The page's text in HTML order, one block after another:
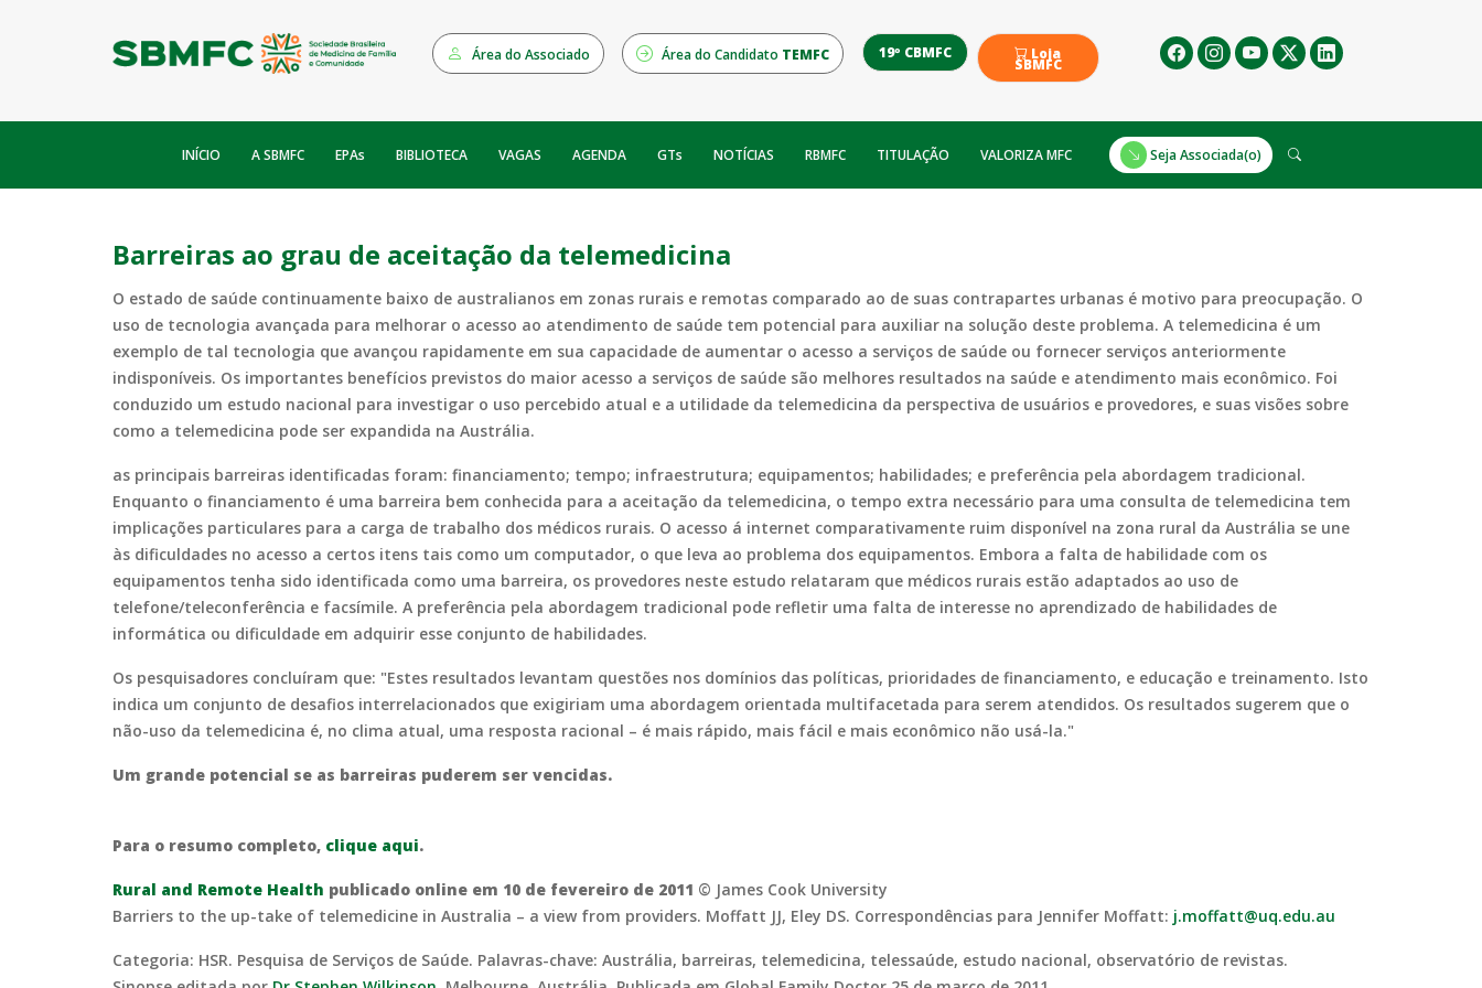
Área do Associado Área do Candidato TEMFC 19º CBMFC Loja
SBMFC
INÍCIO A SBMFC EPAs BIBLIOTECA VAGAS AGENDA GTs NOTÍCIAS RBMFC TITULAÇÃO VALORIZA MFC Seja Associada(o)
Barreiras ao grau de aceitação da telemedicina
O estado de saúde continuamente baixo de australianos em zonas rurais e remotas comparado ao de suas contrapartes urbanas é motivo para preocupação. O
uso de tecnologia avançada para melhorar o acesso ao atendimento de saúde tem potencial para auxiliar na solução deste problema. A telemedicina é um
exemplo de tal tecnologia que avançou rapidamente em sua capacidade de aumentar o acesso a serviços de saúde ou fornecer serviços anteriormente
indisponíveis. Os importantes benefícios previstos do maior acesso a serviços de saúde são melhores resultados na saúde e atendimento mais econômico. Foi
conduzido um estudo nacional para investigar o uso percebido atual e a utilidade da telemedicina da perspectiva de usuários e provedores, e suas visões sobre
como a telemedicina pode ser expandida na Austrália.
as principais barreiras identificadas foram: financiamento; tempo; infraestrutura; equipamentos; habilidades; e preferência pela abordagem tradicional.
Enquanto o financiamento é uma barreira bem conhecida para a aceitação da telemedicina, o tempo extra necessário para uma consulta de telemedicina tem
implicações particulares para a carga de trabalho dos médicos rurais. O acesso á internet comparativamente ruim disponível na zona rural da Austrália se une
às dificuldades no acesso a certos itens tais como um computador, o que leva ao problema dos equipamentos. Embora a falta de habilidade com os
equipamentos tenha sido identificada como uma barreira, os provedores neste estudo relataram que médicos rurais estão adaptados ao uso de
telefone/teleconferência e facsímile. A preferência pela abordagem tradicional pode refletir uma falta de interesse no aprendizado de habilidades de
informática ou dificuldade em adquirir esse conjunto de habilidades.
Os pesquisadores concluíram que: "Estes resultados levantam questões nos domínios das políticas, prioridades de financiamento, e educação e treinamento. Isto
indica um conjunto de desafios interrelacionados que exigiriam uma abordagem orientada multifacetada para serem atendidos. Os resultados sugerem que o
não-uso da telemedicina é, no clima atual, uma resposta racional – é mais rápido, mais fácil e mais econômico não usá-la."
Um grande potencial se as barreiras puderem ser vencidas.
Para o resumo completo, clique aqui.
Rural and Remote Health publicado online em 10 de fevereiro de 2011 © James Cook University
Barriers to the up-take of telemedicine in Australia – a view from providers. Moffatt JJ, Eley DS. Correspondências para Jennifer Moffatt: j.moffatt@uq.edu.au
Categoria: HSR. Pesquisa de Serviços de Saúde. Palavras-chave: Austrália, barreiras, telemedicina, telessaúde, estudo nacional, observatório de revistas.